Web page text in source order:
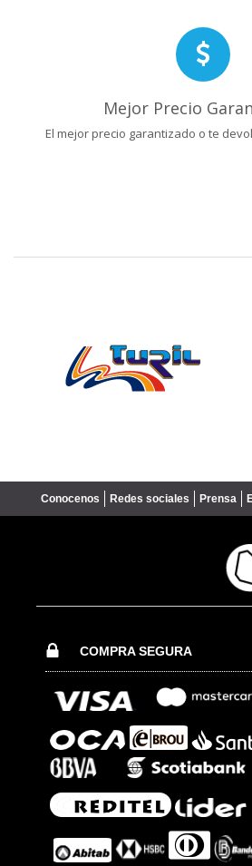
Mejor Precio
El mejor precio garantizado o te
Conocenos Redes sociales Prensa
COMPRA SEGURA